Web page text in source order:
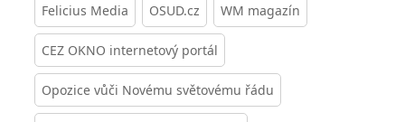
Felicius Media OSUD.cz WM magazín
CEZ OKNO internetový portál
Opozice vůči Novému světovému řádu